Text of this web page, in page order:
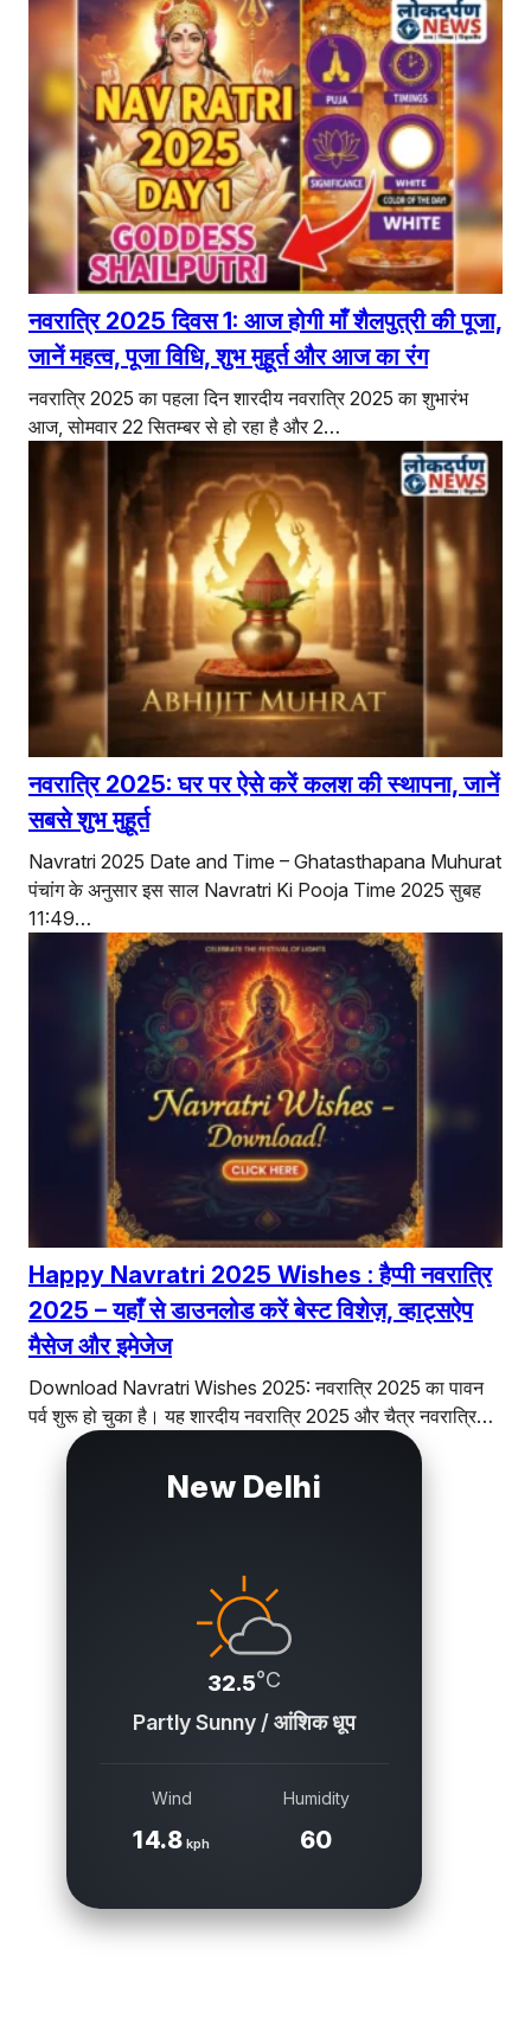
नवरात्रि 2025 दिवस 1: आज होगी माँ शैलपुत्री की पूजा,
जानें महत्व, पूजा विधि, शुभ मुहूर्त और आज का रंग
नवरात्रि 2025 का पहला दिन शारदीय नवरात्रि 2025 का शुभारंभ
आज, सोमवार 22 सितम्बर से हो रहा है और 2…
नवरात्रि 2025: घर पर ऐसे करें कलश की स्थापना, जानें
सबसे शुभ मुहूर्त
Navratri 2025 Date and Time – Ghatasthapana Muhurat
पंचांग के अनुसार इस साल Navratri Ki Pooja Time 2025 सुबह
11:49…
Happy Navratri 2025 Wishes : हैप्पी नवरात्रि
2025 – यहाँ से डाउनलोड करें बेस्ट विशेज़, व्हाट्सऐप
मैसेज और इमेजेज
Download Navratri Wishes 2025: नवरात्रि 2025 का पावन
पर्व शुरू हो चुका है। यह शारदीय नवरात्रि 2025 और चैत्र नवरात्रि…
New Delhi
32.5°C
Partly Sunny / आंशिक धूप
Wind
14.8 kph
Humidity
60